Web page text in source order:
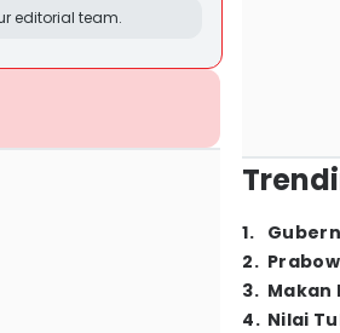
editorial team.
1.
2.
3. Makan
4. Nilai